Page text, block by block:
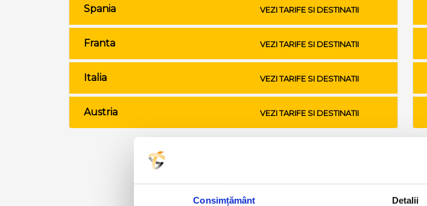
Consimțământ Detalii
Spania VEZI TARIFE SI DESTINATII
Franta VEZI TARIFE SI DESTINATII
Italia VEZI TARIFE SI DESTINATII
Austria VEZI TARIFE SI DESTINATII